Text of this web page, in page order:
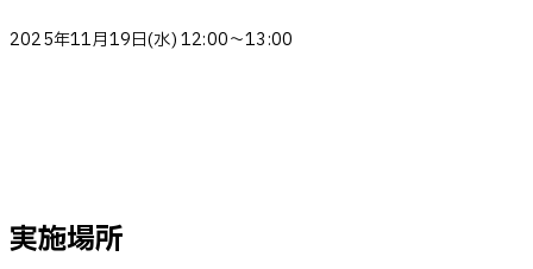
2025年11月19日(水) 12:00～13:00
実施場所